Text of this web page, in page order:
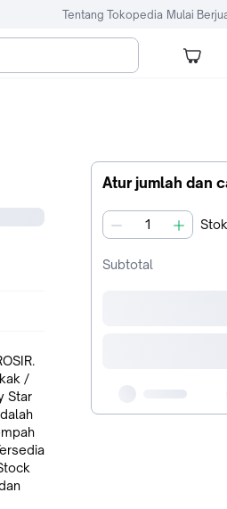
Tentang Tokopedia Mulai
Atur jumlah dan
jumlah Stok
Subtotal
/